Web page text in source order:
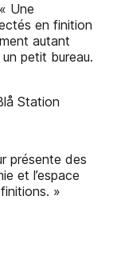
Une
en finition
autant
petit bureau.
Station
présente des
et l’espace
»